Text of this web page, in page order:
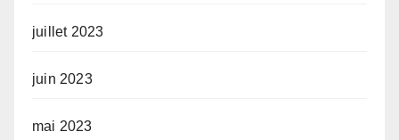
juillet 2023
juin 2023
mai 2023